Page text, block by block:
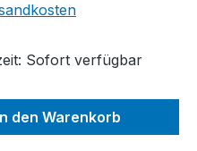
Sofort verfügbar
den
den Warenkorb